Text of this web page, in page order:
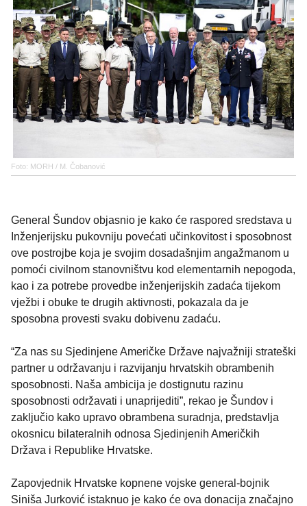
Foto: MORH / M. Čobanović
General Šundov objasnio je kako će raspored sredstava u
Inženjerijsku pukovniju povećati učinkovitost i sposobnost
ove postrojbe koja je svojim dosadašnjim angažmanom u
pomoći civilnom stanovništvu kod elementarnih nepogoda,
kao i za potrebe provedbe inženjerijskih zadaća tijekom
vježbi i obuke te drugih aktivnosti, pokazala da je
sposobna provesti svaku dobivenu zadaću.
“Za nas su Sjedinjene Američke Države najvažniji strateški
partner u održavanju i razvijanju hrvatskih obrambenih
sposobnosti. Naša ambicija je dostignutu razinu
sposobnosti održavati i unaprijediti”, rekao je Šundov i
zaključio kako upravo obrambena suradnja, predstavlja
okosnicu bilateralnih odnosa Sjedinjenih Američkih
Država i Republike Hrvatske.
Zapovjednik Hrvatske kopnene vojske general-bojnik
Siniša Jurković istaknuo je kako će ova donacija značajno